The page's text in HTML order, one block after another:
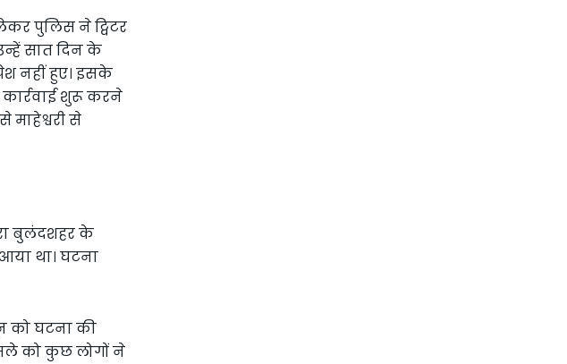
पुलिस ने ट्विटर
सात दिन के
नहीं हुए। इसके
शुरू करने
से
बुलंदशहर के
था। घटना
को घटना की
को कुछ लोगों ने